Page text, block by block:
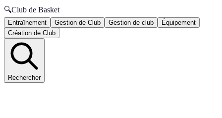
🔍Club de Basket
Entraînement Gestion de Club Gestion de club
Équipement
Création de Club
Rechercher